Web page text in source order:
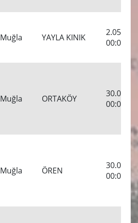
Muğla YAYLA KINIK
00:00:00
Muğla ORTAKÖY
00:00:00
Muğla ÖREN
00:00:00